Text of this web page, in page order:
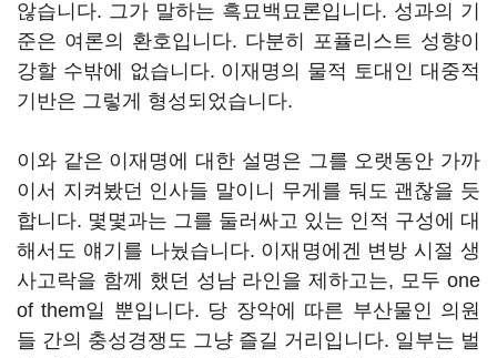
않습니다. 그가 말하는 흑묘백묘론입니다. 성과의 기
준은 여론의 환호입니다. 다분히 포퓰리스트 성향이
강할 수밖에 없습니다. 이재명의 물적 토대인 대중적
기반은 그렇게 형성되었습니다.
이와 같은 이재명에 대한 설명은 그를 오랫동안 가까
이서 지켜봤던 인사들 말이니 무게를 둬도 괜찮을 듯
합니다. 몇몇과는 그를 둘러싸고 있는 인적 구성에 대
해서도 얘기를 나눴습니다. 이재명에겐 변방 시절 생
사고락을 함께 했던 성남 라인을 제하고는, 모두 one
of them일 뿐입니다. 당 장악에 따른 부산물인 의원
들 간의 충성경쟁도 그냥 즐길 거리입니다. 일부는 벌